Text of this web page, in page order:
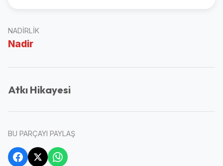
NADIRLIK
Nadir
Atkı Hikayesi
BU PARÇAYI PAYLAŞ